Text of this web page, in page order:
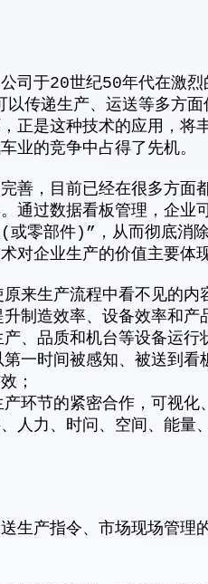
司于20世纪50年代在激
传递生产、运送等多方
正是这种技术的应用，将
业的竞争中占得了先机。
善，目前已经在很多方面
通过数据看板管理，企业
或零部件)”，从而彻底消
对企业生产的价值主要体
来生产流程中看不见的内
制造效率、设备效率和产
、品质和机台等设备运行
一时间被感知、被送到看
；
环节的紧密合作，可视化
人力、时问、空间、能量
生产指令、市场现场管理